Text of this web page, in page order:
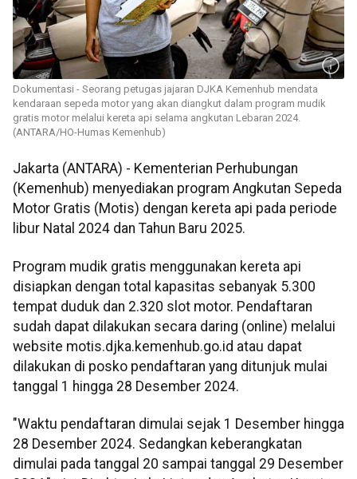
Dokumentasi - Seorang petugas jajaran DJKA Kemenhub mendata
kendaraan sepeda motor yang akan diangkut dalam program mudik
gratis motor melalui kereta api selama angkutan Lebaran 2024.
(ANTARA/HO-Humas Kemenhub)
Jakarta (ANTARA) - Kementerian Perhubungan
(Kemenhub) menyediakan program Angkutan Sepeda
Motor Gratis (Motis) dengan kereta api pada periode
libur Natal 2024 dan Tahun Baru 2025.
Program mudik gratis menggunakan kereta api
disiapkan dengan total kapasitas sebanyak 5.300
tempat duduk dan 2.320 slot motor. Pendaftaran
sudah dapat dilakukan secara daring (online) melalui
website motis.djka.kemenhub.go.id atau dapat
dilakukan di posko pendaftaran yang ditunjuk mulai
tanggal 1 hingga 28 Desember 2024.
"Waktu pendaftaran dimulai sejak 1 Desember hingga
28 Desember 2024. Sedangkan keberangkatan
dimulai pada tanggal 20 sampai tanggal 29 Desember